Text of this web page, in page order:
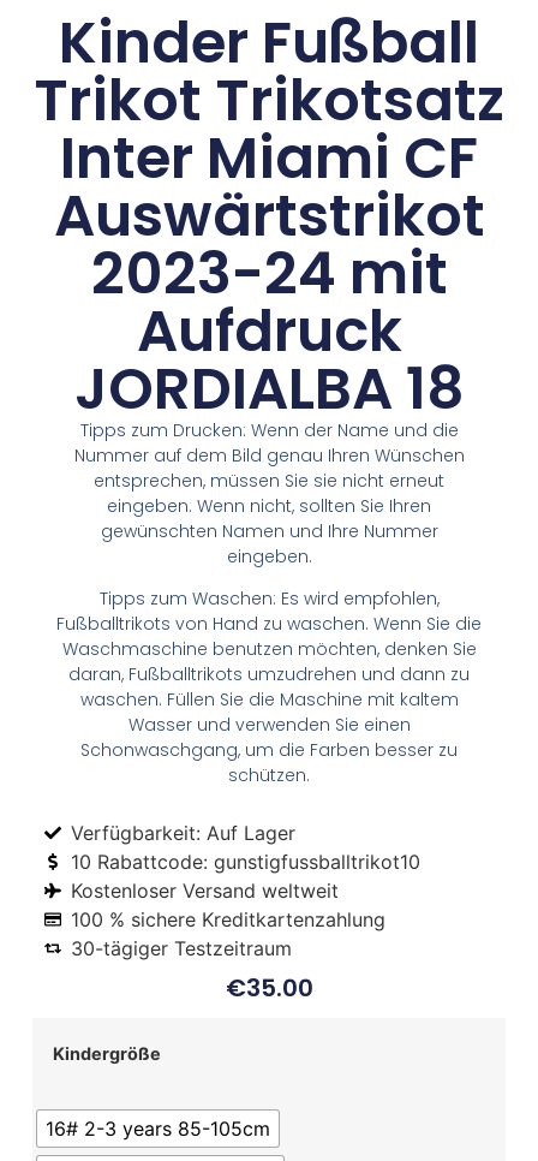
Kinder Fußball
Trikot Trikotsatz
Inter Miami CF
Auswärtstrikot
2023-24 mit
Aufdruck
JORDIALBA 18
Tipps zum Drucken: Wenn der Name und die
Nummer auf dem Bild genau Ihren Wünschen
entsprechen, müssen Sie sie nicht erneut
eingeben. Wenn nicht, sollten Sie Ihren
gewünschten Namen und Ihre Nummer
eingeben.
Tipps zum Waschen: Es wird empfohlen,
Fußballtrikots von Hand zu waschen. Wenn Sie die
Waschmaschine benutzen möchten, denken Sie
daran, Fußballtrikots umzudrehen und dann zu
waschen. Füllen Sie die Maschine mit kaltem
Wasser und verwenden Sie einen
Schonwaschgang, um die Farben besser zu
schützen.
Verfügbarkeit: Auf Lager
10 Rabattcode: gunstigfussballtrikot10
Kostenloser Versand weltweit
100 % sichere Kreditkartenzahlung
30-tägiger Testzeitraum
€35.00
Kindergröße
16# 2-3 years 85-105cm